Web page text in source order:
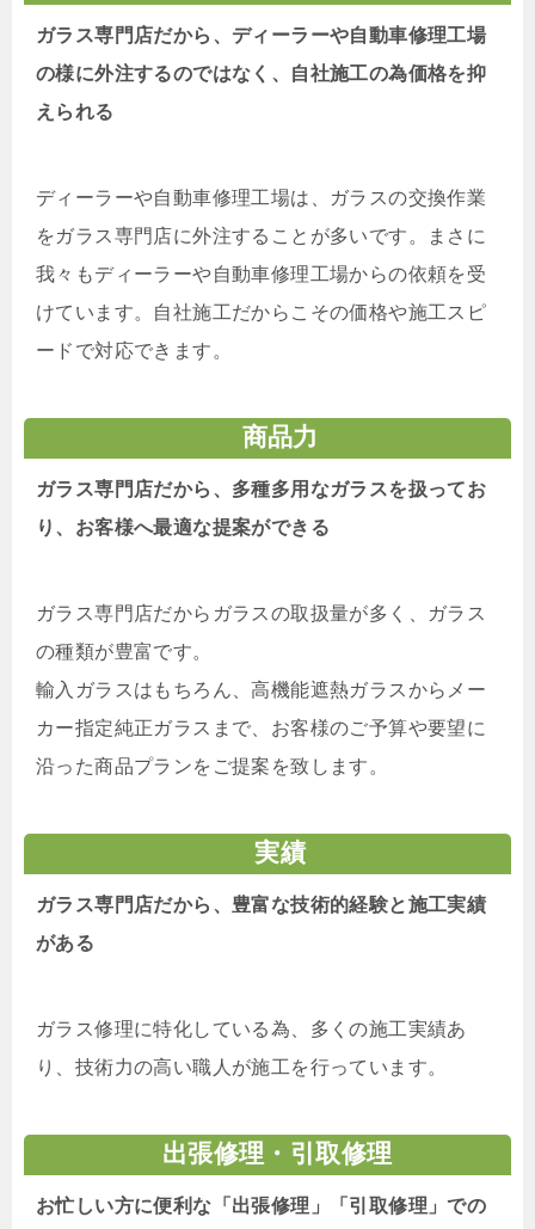
ガラス専門店だから、ディーラーや自動車修理工場
の様に外注するのではなく、自社施工の為価格を抑
えられる
ディーラーや自動車修理工場は、ガラスの交換作業
をガラス専門店に外注することが多いです。まさに
我々もディーラーや自動車修理工場からの依頼を受
けています。自社施工だからこその価格や施工スピ
ードで対応できます。
商品力
ガラス専門店だから、多種多用なガラスを扱ってお
り、お客様へ最適な提案ができる
ガラス専門店だからガラスの取扱量が多く、ガラス
の種類が豊富です。
輸入ガラスはもちろん、高機能遮熱ガラスからメー
カー指定純正ガラスまで、お客様のご予算や要望に
沿った商品プランをご提案を致します。
実績
ガラス専門店だから、豊富な技術的経験と施工実績
がある
ガラス修理に特化している為、多くの施工実績あ
り、技術力の高い職人が施工を行っています。
出張修理・引取修理
お忙しい方に便利な「出張修理」「引取修理」での